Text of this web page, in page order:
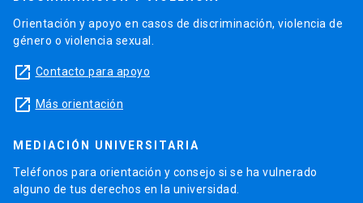
Orientación y apoyo en casos de discriminación, violencia de
género o violencia sexual.
launch Contacto para apoyo
launch Más orientación
MEDIACIÓN UNIVERSITARIA
Teléfonos para orientación y consejo si se ha vulnerado
alguno de tus derechos en la universidad.